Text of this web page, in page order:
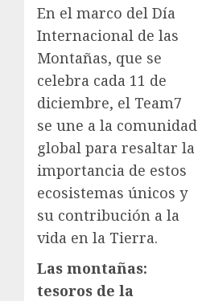
En el marco del Día
Internacional de las
Montañas, que se
celebra cada 11 de
diciembre, el Team7
se une a la comunidad
global para resaltar la
importancia de estos
ecosistemas únicos y
su contribución a la
vida en la Tierra.
Las montañas:
tesoros de la